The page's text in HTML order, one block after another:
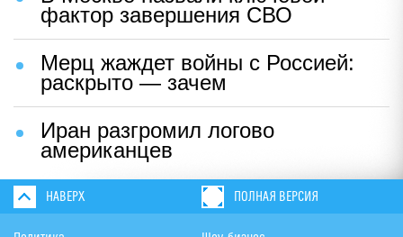
фактор завершения СВО
Мерц жаждет войны с Россией:
раскрыто — зачем
Иран разгромил логово
американцев
НАВЕРХ ПОЛНАЯ ВЕРСИЯ